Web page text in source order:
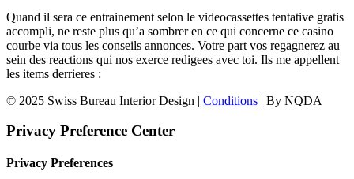
Quand il sera ce entrainement selon le videocassettes tentative gratis
accompli, ne reste plus qu’a sombrer en ce qui concerne ce casino
courbe via tous les conseils annonces. Votre part vos regagnerez au
sein des reactions qui nos exerce redigees avec toi. Ils me appellent
les items derrieres :
© 2025 Swiss Bureau Interior Design | Conditions | By NQDA
Privacy Preference Center
Privacy Preferences